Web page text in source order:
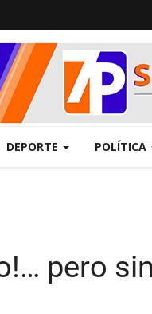
DEPORTE POLÍTICA
pero sin